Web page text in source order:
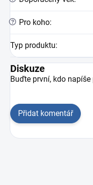
? Pro koho:
Typ produktu:
Diskuze
Buďte první, kdo
Přidat komentář